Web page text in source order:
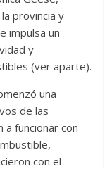
provincia y
impulsa un
y
(ver aparte).
una
de las
funcionar con
con el